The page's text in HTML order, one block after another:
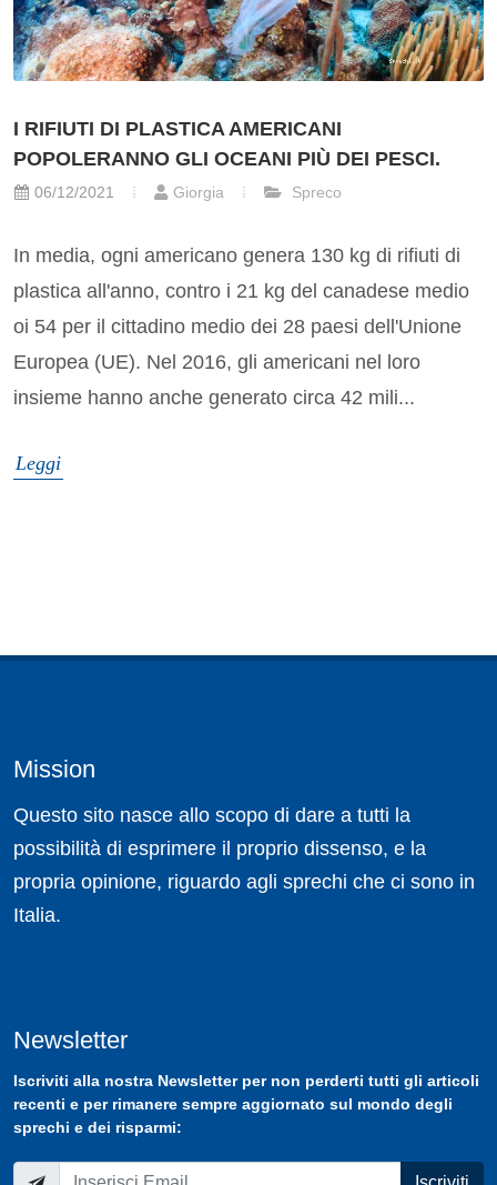
I RIFIUTI DI PLASTICA AMERICANI
POPOLERANNO GLI OCEANI PIÙ DEI PESCI.
06/12/2021 Giorgia Spreco
In media, ogni americano genera 130 kg di rifiuti di
plastica all'anno, contro i 21 kg del canadese medio
oi 54 per il cittadino medio dei 28 paesi dell'Unione
Europea (UE). Nel 2016, gli americani nel loro
insieme hanno anche generato circa 42 mili...
Leggi
Mission
Questo sito nasce allo scopo di dare a tutti la
possibilità di esprimere il proprio dissenso, e la
propria opinione, riguardo agli sprechi che ci sono in
Italia.
Newsletter
Iscriviti alla nostra Newsletterper non perderti tutti gli articoli
recenti e per rimanere sempre aggiornato sul mondo degli
sprechi e dei risparmi: